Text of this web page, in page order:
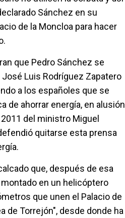
Sánchez en su
de la Moncloa para hacer
que Pedro Sánchez se
Luis Rodríguez Zapatero
a los españoles que se
de ahorrar energía, en alusión
del ministro Miguel
quitarse esta prensa
que, después de esa
en un helicóptero
que unen el Palacio de
de Torrejón", desde donde ha